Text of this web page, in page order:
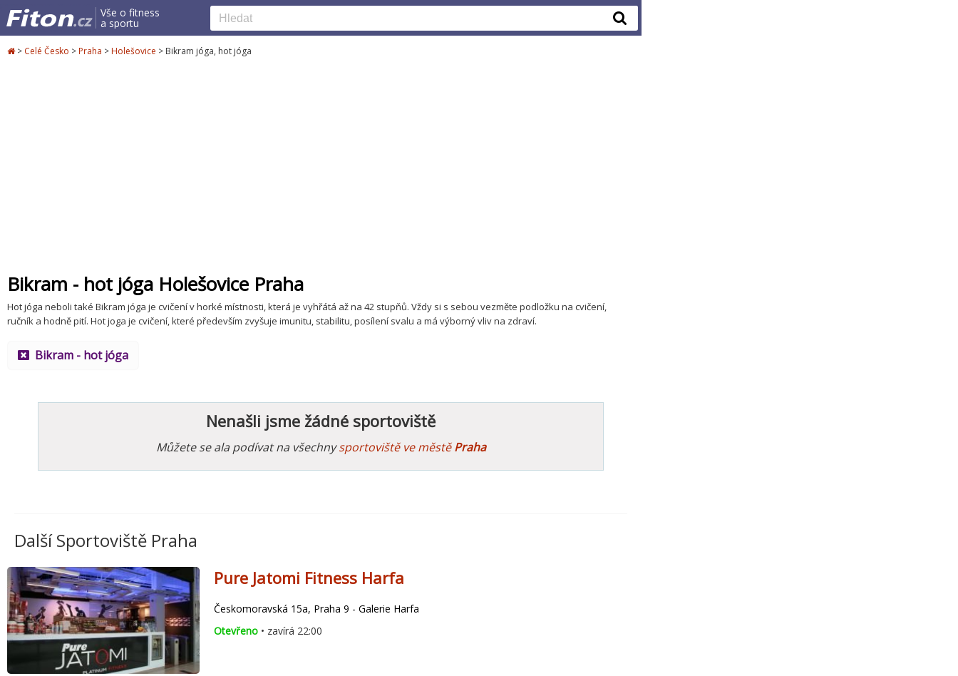
Vše o fitness
a sportu
> Celé Česko >Praha >Holešovice > Bikram jóga, hot jóga
Bikram - hot jóga Holešovice Praha
Hot jóga neboli také Bikram jóga je cvičení v horké místnosti, která je vyhřátá až na 42 stupňů. Vždy si s sebou vezměte podložku na cvičení,
ručník a hodně pití. Hot joga je cvičení, které především zvyšuje imunitu, stabilitu, posílení svalu a má výborný vliv na zdraví.
Bikram - hot jóga
Nenašli jsme žádné sportoviště
Můžete se ala podívat na všechnysportoviště ve městěPraha
Další Sportoviště Praha
Pure Jatomi Fitness Harfa
Českomoravská 15a, Praha 9 - Galerie Harfa
Otevřeno • zavírá 22:00